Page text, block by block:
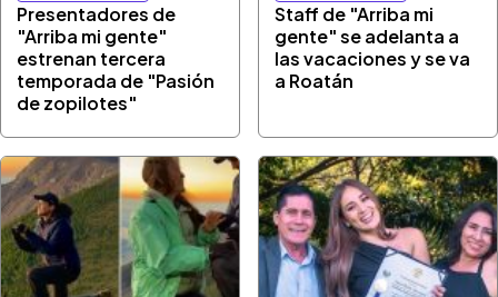
Presentadores de
"Arriba mi gente"
estrenan tercera
temporada de "Pasión
de zopilotes"
Staff de "Arriba mi
gente" se adelanta a
las vacaciones y se va
a Roatán